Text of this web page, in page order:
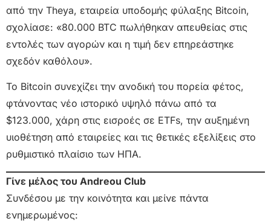
από την Theya, εταιρεία υποδομής φύλαξης Bitcoin,
σχολίασε: «80.000 BTC πωλήθηκαν απευθείας στις
εντολές των αγορών και η τιμή δεν επηρεάστηκε
σχεδόν καθόλου».
Το Bitcoin συνεχίζει την ανοδική του πορεία φέτος,
φτάνοντας νέο ιστορικό υψηλό πάνω από τα
$123.000, χάρη στις εισροές σε ETFs, την αυξημένη
υιοθέτηση από εταιρείες και τις θετικές εξελίξεις στο
ρυθμιστικό πλαίσιο των ΗΠΑ.
Γίνε μέλος του Andreou Club
Συνδέσου με την κοινότητα και μείνε πάντα
ενημερωμένος: